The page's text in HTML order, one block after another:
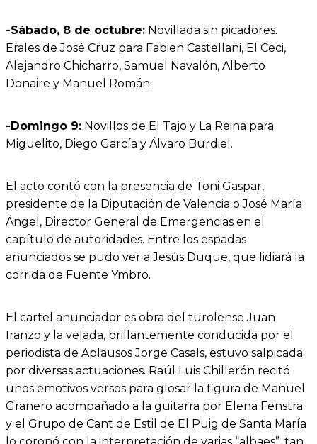
-Sábado, 8 de octubre: Novillada sin picadores.
Erales de José Cruz para Fabien Castellani, El Ceci,
Alejandro Chicharro, Samuel Navalón, Alberto
Donaire y Manuel Román.
-Domingo 9: Novillos de El Tajo y La Reina para
Miguelito, Diego García y Álvaro Burdiel.
El acto contó con la presencia de Toni Gaspar,
presidente de la Diputación de Valencia o José María
Ángel, Director General de Emergencias en el
capítulo de autoridades. Entre los espadas
anunciados se pudo ver a Jesús Duque, que lidiará la
corrida de Fuente Ymbro.
El cartel anunciador es obra del turolense Juan
Iranzo y la velada, brillantemente conducida por el
periodista de Aplausos Jorge Casals, estuvo salpicada
por diversas actuaciones. Raúl Luis Chillerón recitó
unos emotivos versos para glosar la figura de Manuel
Granero acompañado a la guitarra por Elena Fenstra
y el Grupo de Cant de Estil de El Puig de Santa María